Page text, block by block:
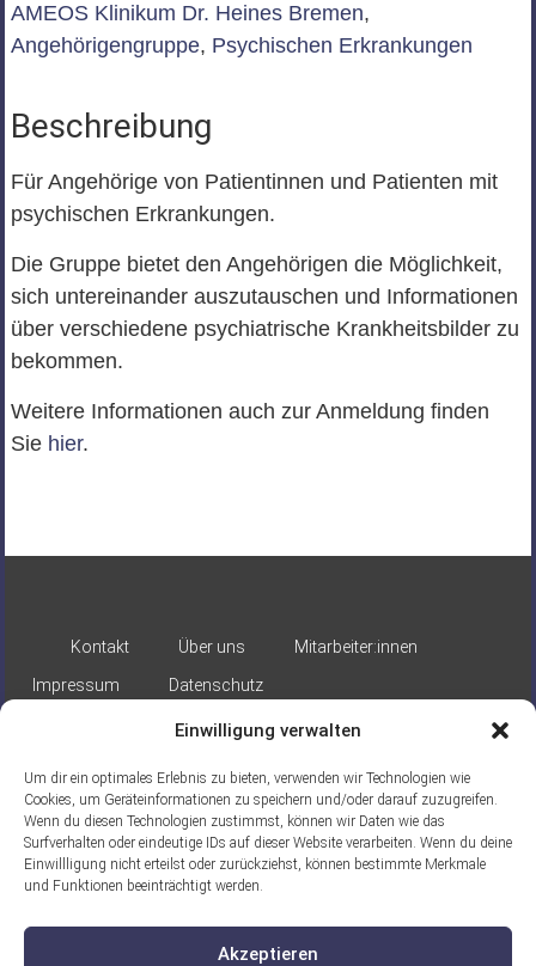
Einwilligung verwalten
Um dir ein optimales Erlebnis zu bieten, verwenden wir Technologien wie
Cookies, um Geräteinformationen zu speichern und/oder darauf zuzugreifen.
Wenn du diesen Technologien zustimmst, können wir Daten wie das
Surfverhalten oder eindeutige IDs auf dieser Website verarbeiten. Wenn du deine
Einwillligung nicht erteilst oder zurückziehst, können bestimmte Merkmale
und Funktionen beeinträchtigt werden.
Akzeptieren
AMEOS Klinikum Dr. Heines Bremen,
Angehörigengruppe, Psychischen Erkrankungen
Beschreibung
Für Angehörige von Patientinnen und Patienten mit
psychischen Erkrankungen.
Die Gruppe bietet den Angehörigen die Möglichkeit,
sich untereinander auszutauschen und Informationen
über verschiedene psychiatrische Krankheitsbilder zu
bekommen.
Weitere Informationen auch zur Anmeldung finden
Sie hier.
Kontakt Über uns
Mitarbeiter:innen
Impressum
Datenschutz
Gefördert durch: